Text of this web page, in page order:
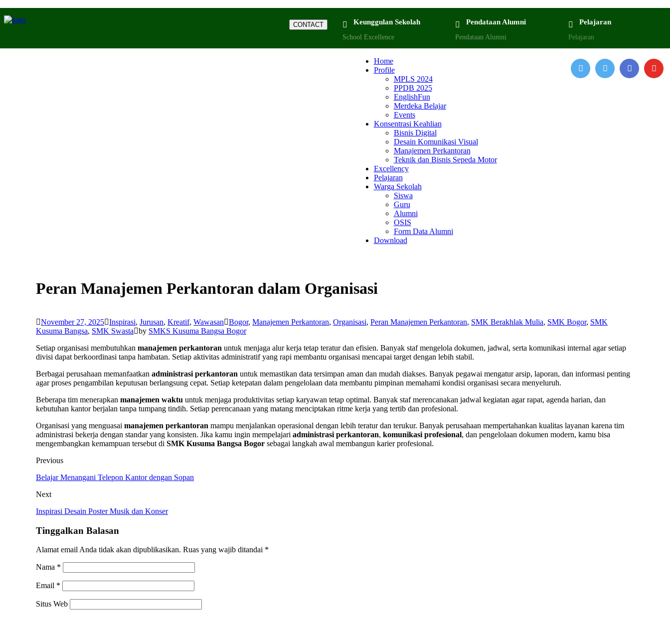
CONTACT Keunggulan Sekolah
School Excellence
Pendataan Alumni
Pendataan Alumni
Pelajaran
Pelajaran
Home
Profile
MPLS 2024
PPDB 2025
EnglishFun
Merdeka Belajar
Events
Konsentrasi Keahlian
Bisnis Digital
Desain Komunikasi Visual
Manajemen Perkantoran
Teknik dan Bisnis Sepeda Motor
Excellency
Pelajaran
Warga Sekolah
Siswa
Guru
Alumni
OSIS
Form Data Alumni
Download
Peran Manajemen Perkantoran dalam Organisasi
November 27, 2025 Inspirasi, Jurusan, Kreatif, Wawasan Bogor, Manajemen Perkantoran, Organisasi, Peran Manajemen Perkantoran, SMK Berakhlak Mulia, SMK Bogor, SMK
Kusuma Bangsa, SMK Swasta by SMKS Kusuma Bangsa Bogor
Setiap organisasi membutuhkan manajemen perkantoran untuk menjaga alur kerja tetap teratur dan efisien. Banyak staf mengelola dokumen, jadwal, serta komunikasi internal agar setiap
divisi dapat berkoordinasi tanpa hambatan. Setiap aktivitas administratif yang rapi membantu organisasi mencapai target dengan lebih stabil.
Berbagai perusahaan memanfaatkan administrasi perkantoran untuk memastikan data tersimpan aman dan mudah diakses. Banyak pegawai mengatur arsip, laporan, dan informasi penting
agar proses pengambilan keputusan berlangsung cepat. Setiap ketepatan dalam pengelolaan data membantu pimpinan memahami kondisi organisasi secara menyeluruh.
Beberapa tim menerapkan manajemen waktu untuk menjaga produktivitas setiap karyawan tetap optimal. Banyak staf merencanakan jadwal kegiatan agar rapat, agenda harian, dan
kebutuhan kantor berjalan tanpa tumpang tindih. Setiap perencanaan yang matang menciptakan ritme kerja yang tertib dan profesional.
Organisasi yang menguasai manajemen perkantoran mampu menjalankan operasional dengan lebih teratur dan terukur. Banyak perusahaan mempertahankan kualitas layanan karena tim
administrasi bekerja dengan standar yang konsisten. Jika kamu ingin mempelajari administrasi perkantoran, komunikasi profesional, dan pengelolaan dokumen modern, kamu bisa
mengembangkan kemampuan tersebut di SMK Kusuma Bangsa Bogor sebagai langkah awal membangun karier profesional.
Previous
Belajar Menangani Telepon Kantor dengan Sopan
Next
Inspirasi Desain Poster Musik dan Konser
Tinggalkan Balasan
Alamat email Anda tidak akan dipublikasikan. Ruas yang wajib ditandai *
Nama *
Email *
Situs Web